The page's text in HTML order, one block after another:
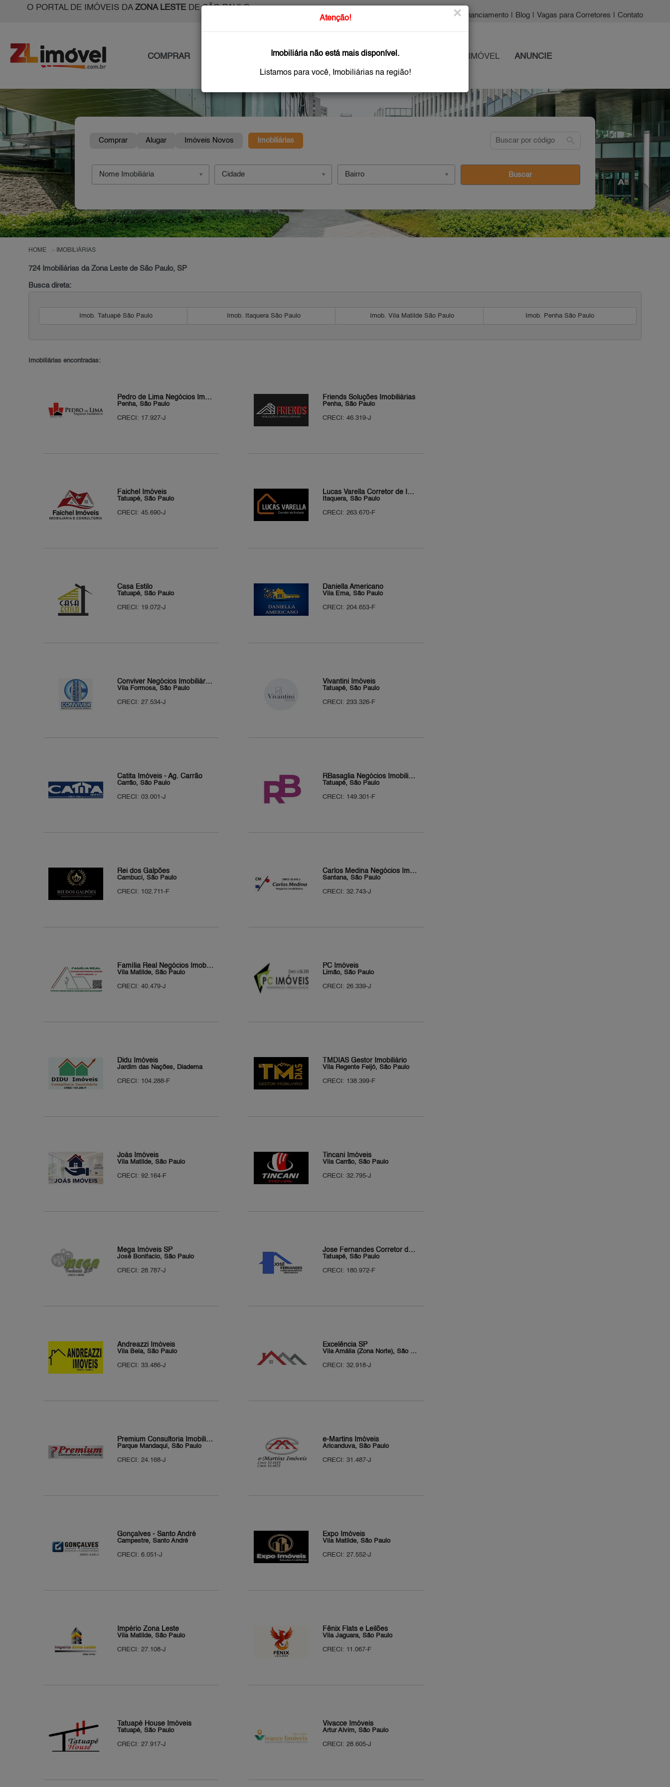
O PORTAL DE IMÓVEIS DA ZONA LESTEDE SÃO PAULO
| Financiamento Blog Vagas para Corretores Contato
COMPRAR IMÓVEIS NOVOS IMOBILIÁRIAS OFEREÇA SEU IMÓVEL ANUNCIE
Comprar Alugar Imóveis Novos Imobiliárias search
Nome Imobiliária Cidade Bairro Buscar
HOME IMOBILIÁRIAS
724 Imobiliárias da Zona Leste de São Paulo, SP
Busca direta:
Imob. Tatuapé São Paulo Imob. Itaquera São Paulo Imob. Vila Matilde São Paulo Imob. Penha São Paulo
Imobiliárias encontradas:
Pedro de Lima Negócios Imobiliários
Penha, São Paulo
CRECI: 17.927-J
Friends Soluções Imobiliárias
Penha, São Paulo
CRECI: 46.319-J
Faichel Imóveis
Tatuapé, São Paulo
CRECI: 45.690-J
Lucas Varella Corretor de Imóveis
Itaquera, São Paulo
CRECI: 263.670-F
Casa Estilo
Tatuapé, São Paulo
CRECI: 19.072-J
Daniella Americano
Vila Ema, São Paulo
CRECI: 204.653-F
Conviver Negócios Imobiliários
Vila Formosa, São Paulo
CRECI: 27.534-J
Vivantini Imóveis
Tatuapé, São Paulo
CRECI: 233.326-F
Catita Imóveis - Ag. Carrão
Carrão, São Paulo
CRECI: 03.001-J
RBasaglia Negócios Imobiliários
Tatuapé, São Paulo
CRECI: 149.301-F
Rei dos Galpões
Cambuci, São Paulo
CRECI: 102.711-F
Carlos Medina Negócios Imobiliários
Santana, São Paulo
CRECI: 32.743-J
Família Real Negócios Imobiliários
Vila Matilde, São Paulo
CRECI: 40.479-J
PC Imóveis
Limão, São Paulo
CRECI: 26.339-J
Didu Imóveis
Jardim das Nações, Diadema
CRECI: 104.288-F
TMDIAS Gestor Imobiliário
Vila Regente Feijó, São Paulo
CRECI: 138.399-F
Joás Imóveis
Vila Matilde, São Paulo
CRECI: 92.164-F
Tincani Imóveis
Vila Carrão, São Paulo
CRECI: 32.795-J
Mega Imóveis SP
José Bonifacio, São Paulo
CRECI: 28.787-J
Jose Fernandes Corretor de Imóveis
Tatuapé, São Paulo
CRECI: 180.972-F
Andreazzi Imóveis
Vila Bela, São Paulo
CRECI: 33.486-J
Excelência SP
Vila Amália (Zona Norte), São Paulo
CRECI: 32.918-J
Premium Consultoria Imobiliária
Parque Mandaqui, São Paulo
CRECI: 24.168-J
e-Martins Imóveis
Aricanduva, São Paulo
CRECI: 31.487-J
Gonçalves - Santo André
Campestre, Santo André
CRECI: 6.051-J
Expo Imóveis
Vila Matilde, São Paulo
CRECI: 27.552-J
Império Zona Leste
Vila Matilde, São Paulo
CRECI: 27.108-J
Fênix Flats e Leilões
Vila Jaguara, São Paulo
CRECI: 11.067-F
Tatuapé House Imóveis
Tatuapé, São Paulo
CRECI: 27.917-J
Vivacce Imóveis
Artur Alvim, São Paulo
CRECI: 28.605-J
Atenção! ×
Imobiliária não está mais disponível.
Listamos para você, Imobiliárias na região!